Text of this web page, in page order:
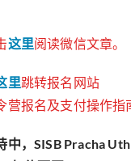
这里阅读微信文章。
里跳转报名网站
营报名及支付操作指
中，SISB Pracha